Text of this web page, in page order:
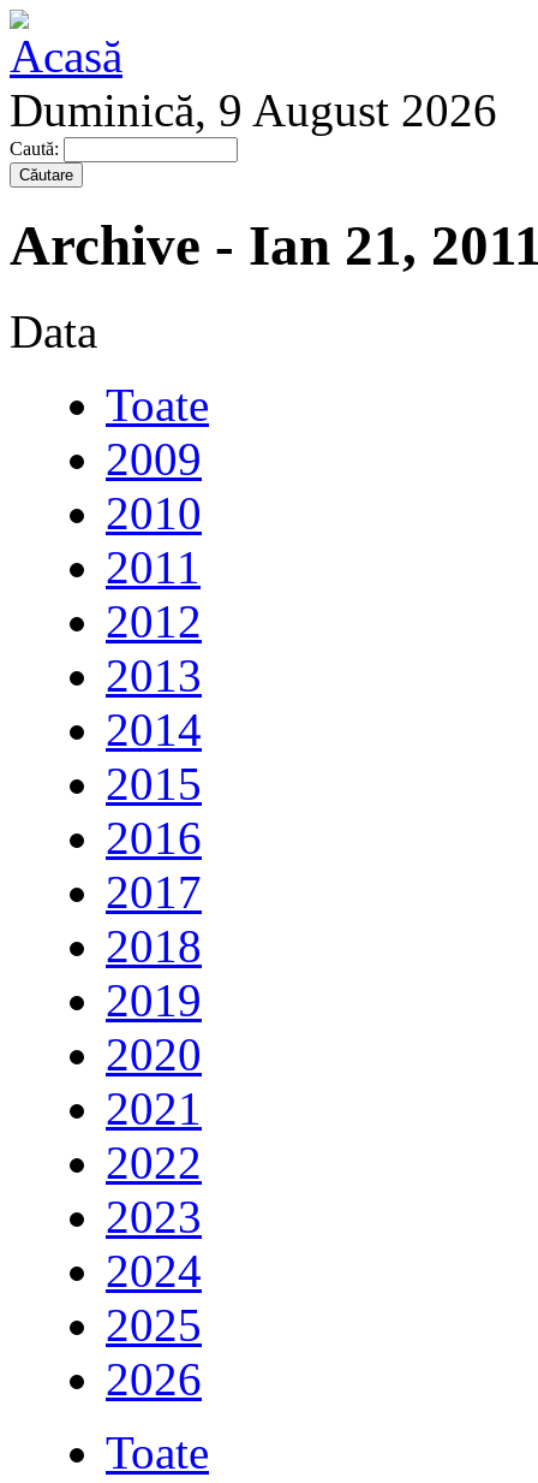
Duminică, 9 August 2026
Caută:
Archive - Ian 21,
Data
Toate
2009
2010
2011
2012
2013
2014
2015
2016
2017
2018
2019
2020
2021
2022
2023
2024
2025
2026
Toate